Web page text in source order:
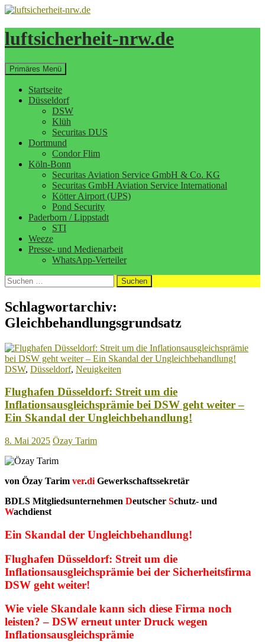
Zum
springen
luftsicherheit-nrw.de
Suchen
Primäres Menü
Startseite
Düsseldorf
DSW
Klüh
Securitas DUS
Dortmund
Condor Flim
Köln-Bonn
Securitas Aviation Service GmbH & Co. KG
Securitas GmbH Aviation Service International
Kötter Airport (UPS)
Pond Security
Paderborn / Lippstadt
STI
Weeze
Presse- und Medienarbeit
WhatsApp-Verteiler
Suchen
nach:
Schlagwortarchiv:
Gleichbehandlungsgrundsatz
DSW, Düsseldorf, Neuigkeiten
Flughafen Düsseldorf: Streit um die
Inflationsausgleichsprämie bei DSW geht weiter –
Ein Skandal der Ungleichbehandlung!
8. Mai 2025 Özay Tarim
von Özay Tarim ver.di Gewerkschaftssekretär
BDLS Mitgliedsunternehmen Deutscher Schutz- und
Wachdienst
Ein Skandal der Ungleichbehandlung!
Flughafen Düsseldorf: Streit um die
Inflationsausgleichsprämie bei der Sicherheitsfirma
DSW geht weiter!
Wie viele Skandale kann sich diese Firma noch
leisten? – DSW erneut unter Druck wegen
Inflationsausgleichsprämie